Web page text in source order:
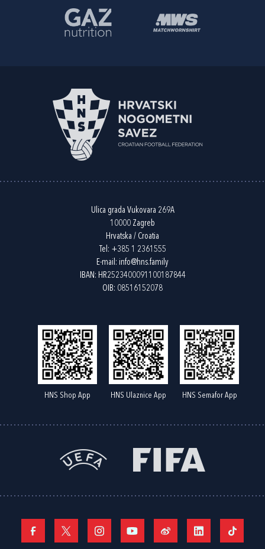
Ulica grada Vukovara 269A
10000 Zagreb
Hrvatska / Croatia
Tel: +385 1 2361555
E-mail: info@hns.family
IBAN: HR2523400091100187844
OIB: 08516152078
HNS Shop App HNS Ulaznice App HNS Semafor App